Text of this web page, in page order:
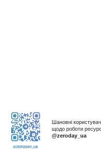
Шановні
щодо роботи
@zeroday_ua